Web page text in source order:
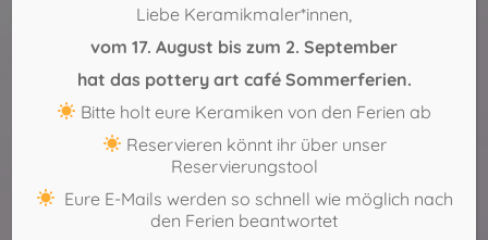
Liebe Keramikmaler*innen,
vom 17. August bis zum 2. September
hat das pottery art café Sommerferien.
Bitte holt eure Keramiken von den Ferien ab
Reservieren könnt ihr über unser
Reservierungstool
Eure E-Mails werden so schnell wie möglich nach
den Ferien beantwortet